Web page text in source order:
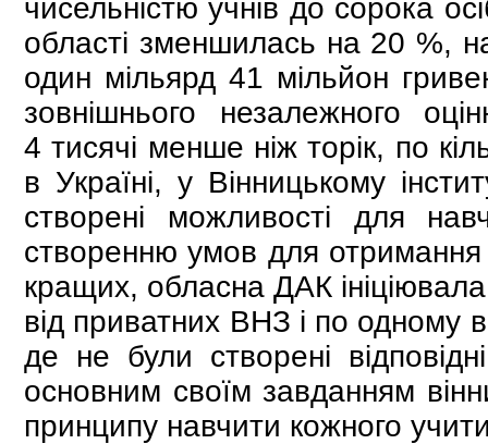
чисельністю учнів до сорока
області зменшилась на 20 %,
один мільярд 41 мільйон
зовнішнього незалежного
4 тисячі менше ніж торік, по
в Україні, у Вінницькому
створені можливості для
створенню умов для отримання
кращих, обласна ДАК
від приватних ВНЗ і по
де не були створені
основним своїм завданням
принципу навчити кожного